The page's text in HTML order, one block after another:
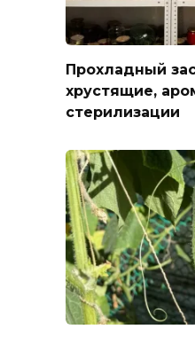
Прохладный
хрустящие,
стерилизации